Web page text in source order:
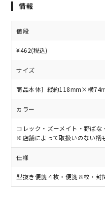
情報
値段
¥462(税込)
サイズ
商品本体］縦約118mm×横
カラー
コレック・ズーメイト・野ばな
※店舗によって取扱いのない柄
仕様
型抜き便箋４枚・便箋８枚・封